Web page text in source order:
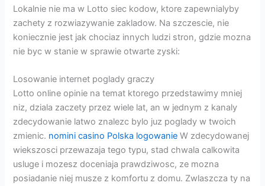
Lokalnie nie ma w Lotto siec kodow, ktore zapewnialyby
zachety z rozwiazywanie zakladow. Na szczescie, nie
koniecznie jest jak chociaz innych ludzi stron, gdzie mozna
nie byc w stanie w sprawie otwarte zyski:
Losowanie internet poglady graczy
Lotto online opinie na temat ktorego przedstawimy mniej
niz, dziala zaczety przez wiele lat, an w jednym z kanaly
zdecydowanie latwo znalezc bylo juz poglady w twoich
zmienic. nomini casino Polska logowanie W zdecydowanej
wiekszosci przewazaja tego typu, stad chwala calkowita
usluge i mozesz doceniaja prawdziwosc, ze mozna
posiadanie niej musze z komfortu z domu. Zwlaszcza ty na